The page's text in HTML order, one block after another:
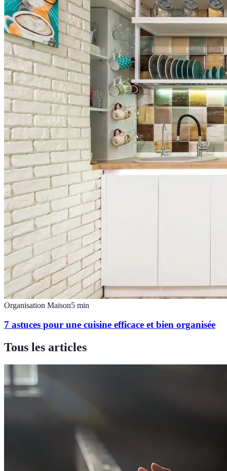
Organisation Maison5 min
7 astuces pour une cuisine efficace et bien organisée
Tous les articles